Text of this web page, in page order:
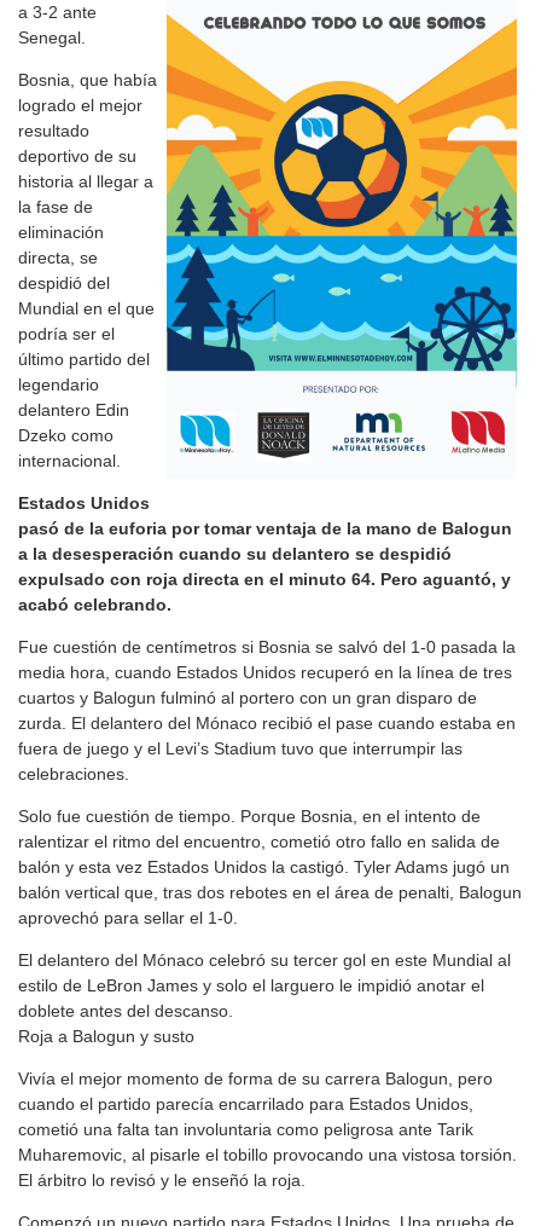
a 3-2 ante
Senegal.
Bosnia, que había
logrado el mejor
resultado
deportivo de su
historia al llegar a
la fase de
eliminación
directa, se
despidió del
Mundial en el que
podría ser el
último partido del
legendario
delantero Edin
Dzeko como
internacional.
Estados Unidos
pasó de la euforia por tomar ventaja de la mano de Balogun
a la desesperación cuando su delantero se despidió
expulsado con roja directa en el minuto 64. Pero aguantó, y
acabó celebrando.
Fue cuestión de centímetros si Bosnia se salvó del 1-0 pasada la
media hora, cuando Estados Unidos recuperó en la línea de tres
cuartos y Balogun fulminó al portero con un gran disparo de
zurda. El delantero del Mónaco recibió el pase cuando estaba en
fuera de juego y el Levi’s Stadium tuvo que interrumpir las
celebraciones.
Solo fue cuestión de tiempo. Porque Bosnia, en el intento de
ralentizar el ritmo del encuentro, cometió otro fallo en salida de
balón y esta vez Estados Unidos la castigó. Tyler Adams jugó un
balón vertical que, tras dos rebotes en el área de penalti, Balogun
aprovechó para sellar el 1-0.
El delantero del Mónaco celebró su tercer gol en este Mundial al
estilo de LeBron James y solo el larguero le impidió anotar el
doblete antes del descanso.
Roja a Balogun y susto
Vivía el mejor momento de forma de su carrera Balogun, pero
cuando el partido parecía encarrilado para Estados Unidos,
cometió una falta tan involuntaria como peligrosa ante Tarik
Muharemovic, al pisarle el tobillo provocando una vistosa torsión.
El árbitro lo revisó y le enseñó la roja.